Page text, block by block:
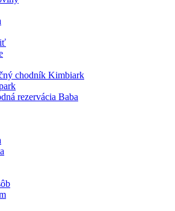
chodník Kimbiark
rezervácia Baba